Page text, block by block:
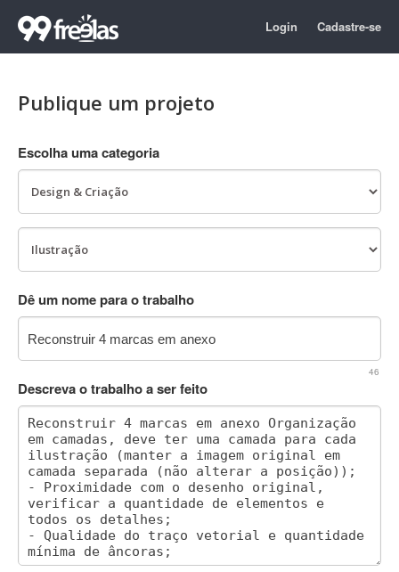
Login Cadastre-se
Publique um projeto
Escolha uma categoria
Dê um nome para o trabalho
46
Descreva o trabalho a ser feito